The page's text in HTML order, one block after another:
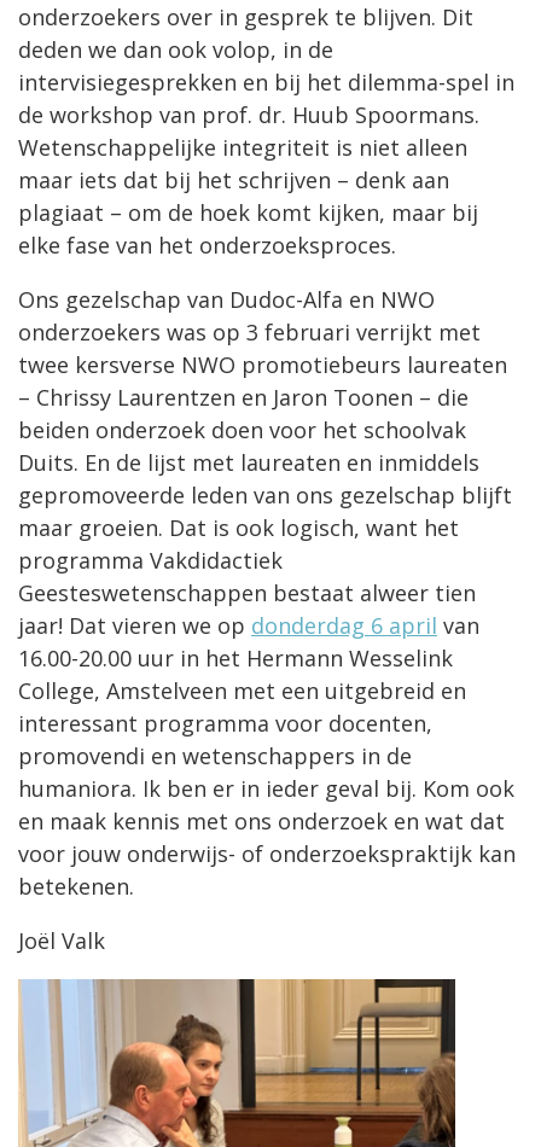
onderzoekers over in gesprek te blijven. Dit
deden we dan ook volop, in de
intervisiegesprekken en bij het dilemma-spel in
de workshop van prof. dr. Huub Spoormans.
Wetenschappelijke integriteit is niet alleen
maar iets dat bij het schrijven – denk aan
plagiaat – om de hoek komt kijken, maar bij
elke fase van het onderzoeksproces.
Ons gezelschap van Dudoc-Alfa en NWO
onderzoekers was op 3 februari verrijkt met
twee kersverse NWO promotiebeurs laureaten
– Chrissy Laurentzen en Jaron Toonen – die
beiden onderzoek doen voor het schoolvak
Duits. En de lijst met laureaten en inmiddels
gepromoveerde leden van ons gezelschap blijft
maar groeien. Dat is ook logisch, want het
programma Vakdidactiek
Geesteswetenschappen bestaat alweer tien
jaar! Dat vieren we op donderdag 6 april van
16.00-20.00 uur in het Hermann Wesselink
College, Amstelveen met een uitgebreid en
interessant programma voor docenten,
promovendi en wetenschappers in de
humaniora. Ik ben er in ieder geval bij. Kom ook
en maak kennis met ons onderzoek en wat dat
voor jouw onderwijs- of onderzoekspraktijk kan
betekenen.
Joël Valk